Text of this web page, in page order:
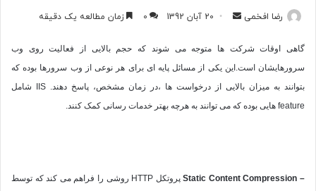
رضا افخمی
ارسال
ایمیل
20 آبان 1392 0 زمان مطالعه یک دقیقه
گاهی اوقات شرکت ها متوجه می شوند که حجم بالایی از فعالیت روی وب
سرورهایشان است.این یکی از مسائل پایه ای برای هر نوعی از وب سرورها بوده که
بتوانند به میزان بالایی از درخواست ها ،در زمان مشخص، پاسخ دهند. IIS
شامل
feature هایی بوده که می توانند به هرچه بهتر خدمات رسانی کمک کنند.
–
Static Content Compressionپروتکل HTTP روشی را فراهم می کند که توسط